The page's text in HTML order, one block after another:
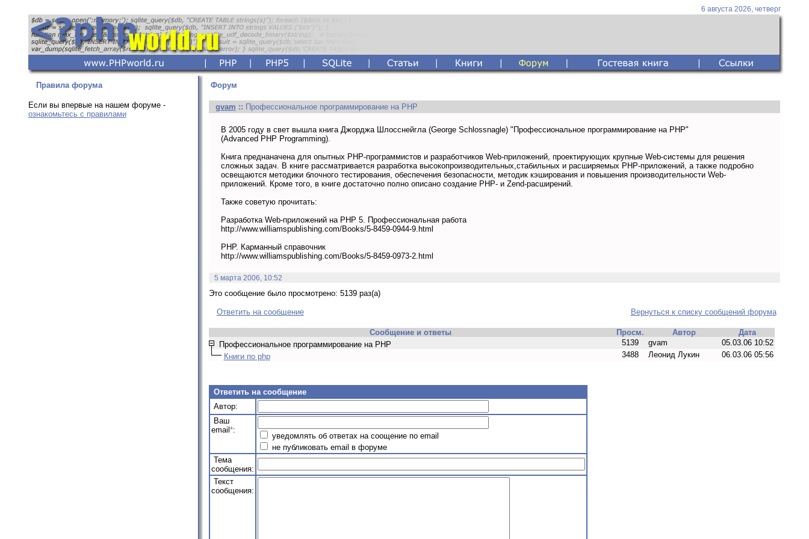
6 августа 2026, четверг
Правила форума
Если вы впервые на нашем форуме -
ознакомьтесь с правилами
Форум
gvam :: Профессиональное программирование на PHP
В 2005 году в свет вышла книга Джорджа Шлосснейгла (George Schlossnagle) "Профессиональное программирование на PHP"
(Advanced PHP Programming).
Книга преднаначена для опытных PHP-программистов и разработчиков Web-приложений, проектирующих крупные Web-системы для решения
сложных задач. В книге рассматривается разработка высокопроизводительных,стабильных и расширяемых PHP-приложений, а также подробно
освещаются методики блочного тестирования, обеспечения безопасности, методик кэширования и повышения производительности Web-
приложений. Кроме того, в книге достаточно полно описано создание PHP- и Zend-расширений.
Также советую прочитать:
Разработка Web-приложений на PHP 5. Профессиональная работа
http://www.williamspublishing.com/Books/5-8459-0944-9.html
PHP. Карманный справочник
http://www.williamspublishing.com/Books/5-8459-0973-2.html
5 марта 2006, 10:52
Это сообщение было просмотрено: 5139 раз(а)
Ответить на сообщение Вернуться к списку сообщений форума
Сообщение и ответы Просм. Автор
Дата
Профессиональное программирование на PHP
5139 gvam
05.03.06 10:52
Книги по php
3488 Леонид Лукин 06.03.06 05:56
Ответить на сообщение
Автор:
Ваш
email *:
уведомлять об ответах на соощение по email
не публиковать email в форуме
Тема
сообщения:
Текст
сообщения: